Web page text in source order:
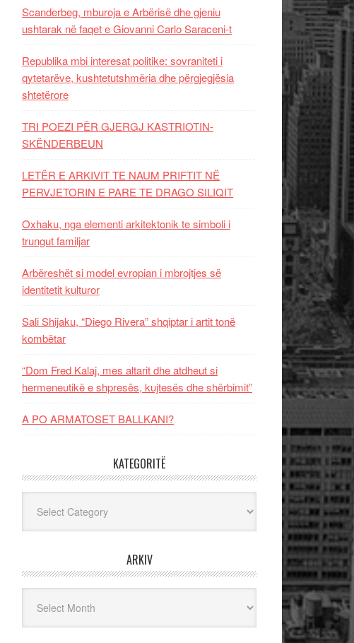
Scanderbeg, mburoja e Arbërisë dhe gjeniu
ushtarak në faqet e Giovanni Carlo Saraceni-t
Republika mbi interesat politike: sovraniteti i
qytetarëve, kushtetutshmëria dhe përgjegjësia
shtetërore
TRI POEZI PËR GJERGJ KASTRIOTIN-
SKËNDERBEUN
LETËR E ARKIVIT TE NAUM PRIFTIT NË
PERVJETORIN E PARE TE DRAGO SILIQIT
Oxhaku, nga elementi arkitektonik te simboli i
trungut familjar
Arbëreshët si model evropian i mbrojtjes së
identitetit kulturor
Sali Shijaku, “Diego Rivera” shqiptar i artit tonë
kombëtar
“Dom Fred Kalaj, mes altarit dhe atdheut si
hermeneutikë e shpresës, kujtesës dhe shërbimit”
A PO ARMATOSET BALLKANI?
KATEGORITË
ARKIV